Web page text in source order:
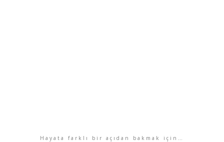
Hayata farklı bir açıdan bakmak için…